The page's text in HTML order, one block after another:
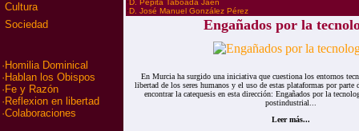
Cultura
Sociedad
· Homilia Dominical
· Hablan los Obispos
· Fe y Razón
· Reflexion en libertad
·Colaboraciones
·D. Pepita Taboada Jaén
·D. José Manuel González Pérez
Engañados por la
En Murcia ha surgido una iniciativa que cuestiona los entornos
libertad de los seres humanos y el uso de estas plataformas por parte
encontrar la catequesis en esta dirección: Engañados por la
postindustrial...
Leer más...